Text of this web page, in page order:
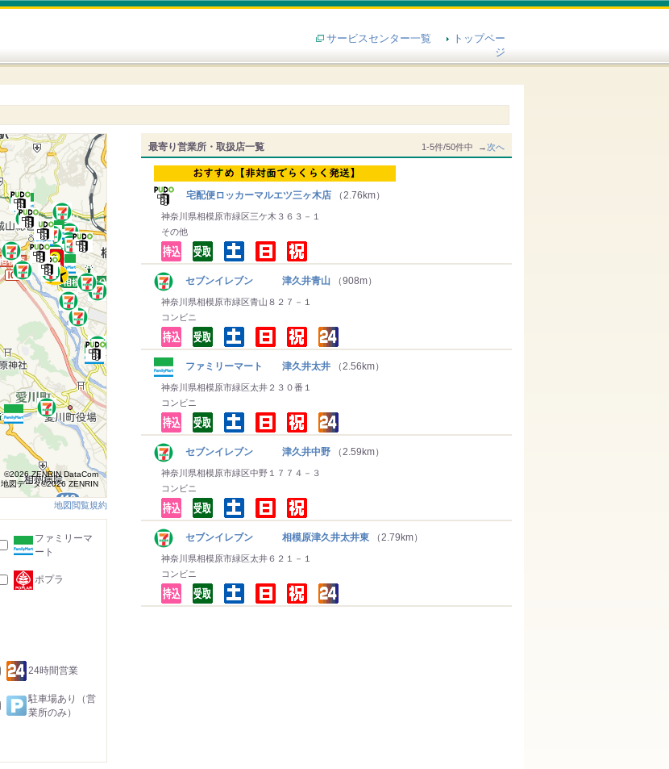
サービスセンター一覧
トップペー
ジ
最寄り営業所・取扱店一覧 1-5件/50件中 →次へ
宅配便ロッカーマルエツ三ヶ木店 （2.76km）
神奈川県相模原市緑区三ケ木３６３－１
その他
セブンイレブン 津久井青山 （908m）
神奈川県相模原市緑区青山８２７－１
コンビニ
ファミリーマート 津久井太井 （2.56km）
神奈川県相模原市緑区太井２３０番１
コンビニ
セブンイレブン 津久井中野 （2.59km）
神奈川県相模原市緑区中野１７７４－３
コンビニ
セブンイレブン 相模原津久井太井東 （2.79km）
神奈川県相模原市緑区太井６２１－１
コンビニ
©2026 ZENRIN DataCom
地図データ©2026 ZENRIN
地図閲覧規約
ファミリーマ
ート
ポプラ
24時間営業
駐車場あり（営
業所のみ）